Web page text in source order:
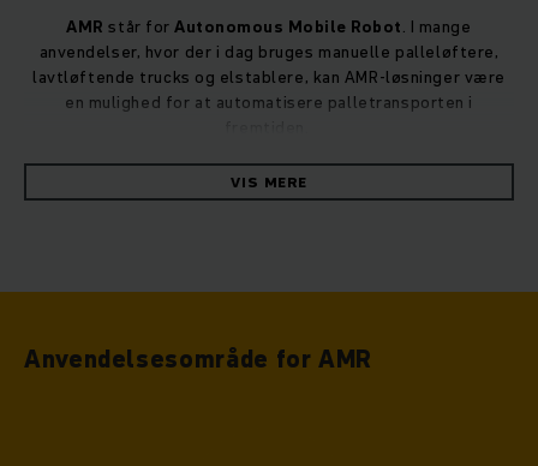
AMR står forAutonomous Mobile Robot. I mange
anvendelser, hvor der i dag bruges manuelle palleløftere,
lavtløftende trucks og elstablere, kan AMR-løsninger være
en mulighed for at automatisere palletransporten i
VIS MERE
Anvendelsesområde for AMR